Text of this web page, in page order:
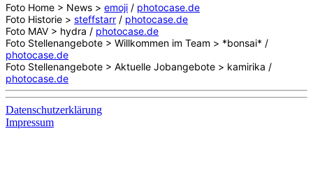
Foto Home > News > emoji / photocase.de
Foto Historie > steffstarr / photocase.de
Foto MAV > hydra / photocase.de
Foto Stellenangebote > Willkommen im Team > *bonsai* /
photocase.de
Foto Stellenangebote > Aktuelle Jobangebote > kamirika /
photocase.de
Datenschutzerklärung
Impressum